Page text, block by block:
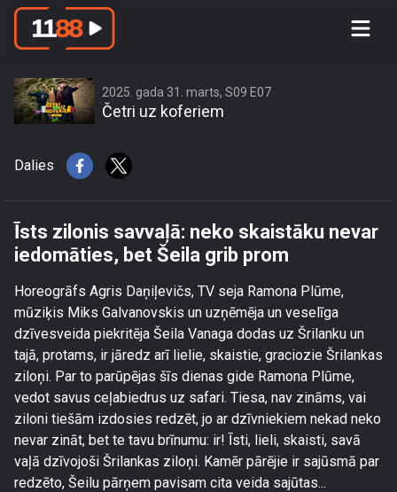
Īsts zilonis savvaļā: neko skaistāku
2025. gada 31. marts, S09 E07
Četri uz koferiem
Dalies
Īsts zilonis savvaļā: neko skaistāku nevar
iedomāties, bet Šeila grib prom
Horeogrāfs Agris Daņiļevičs, TV seja Ramona Plūme,
mūziķis Miks Galvanovskis un uzņēmēja un veselīga
dzīvesveida piekritēja Šeila Vanaga dodas uz Šrilanku un
tajā, protams, ir jāredz arī lielie, skaistie, graciozie Šrilankas
ziloņi. Par to parūpējas šīs dienas gide Ramona Plūme,
vedot savus ceļabiedrus uz safari. Tiesa, nav zināms, vai
ziloni tiešām izdosies redzēt, jo ar dzīvniekiem nekad neko
nevar zināt, bet te tavu brīnumu: ir! Īsti, lieli, skaisti, savā
vaļā dzīvojoši Šrilankas ziloņi. Kamēr pārējie ir sajūsmā par
redzēto, Šeilu pārņem pavisam cita veida sajūtas...